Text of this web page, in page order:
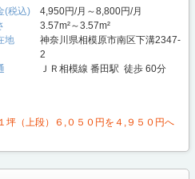
(税込)
4,950円/月～8,800円/月
3.57m²～3.57m²
地
神奈川県相模原市南区下溝2347-
2
ＪＲ相模線 番田駅 徒歩 60分
坪（上段）６,０５０円を４,９５０円へ